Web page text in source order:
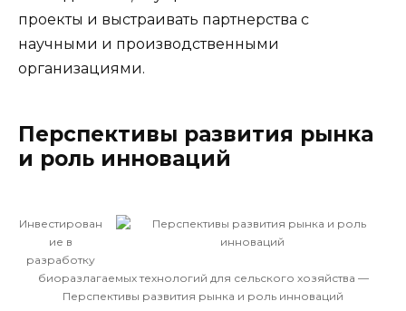
проекты и выстраивать партнерства с
научными и производственными
организациями.
Перспективы развития рынка
и роль инноваций
Инвестирован
ие в
разработку
биоразлагаемых технологий для сельского хозяйства —
Перспективы развития рынка и роль инноваций